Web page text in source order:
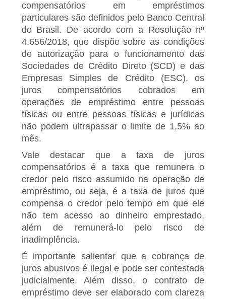
compensatórios em empréstimos
particulares são definidos pelo Banco Central
do Brasil. De acordo com a Resolução nº
4.656/2018, que dispõe sobre as condições
de autorização para o funcionamento das
Sociedades de Crédito Direto (SCD) e das
Empresas Simples de Crédito (ESC), os
juros compensatórios cobrados em
operações de empréstimo entre pessoas
físicas ou entre pessoas físicas e jurídicas
não podem ultrapassar o limite de 1,5% ao
mês.
Vale destacar que a taxa de juros
compensatórios é a taxa que remunera o
credor pelo risco assumido na operação de
empréstimo, ou seja, é a taxa de juros que
compensa o credor pelo tempo em que ele
não tem acesso ao dinheiro emprestado,
além de remunerá-lo pelo risco de
inadimplência.
É importante salientar que a cobrança de
juros abusivos é ilegal e pode ser contestada
judicialmente. Além disso, o contrato de
empréstimo deve ser elaborado com clareza